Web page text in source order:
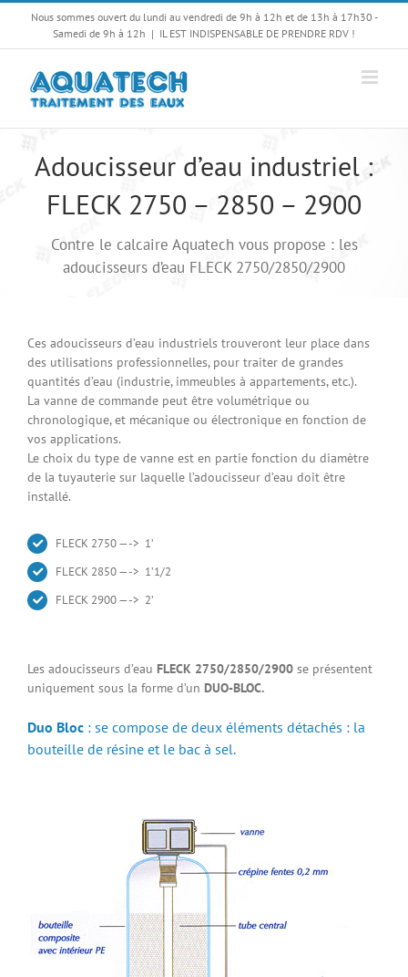
Passer
contenu
Nous sommes ouvert du lundi au vendredi de 9h à 12h et de 13h à 17h30 -
Samedi de 9h à 12h | IL EST INDISPENSABLE DE PRENDRE RDV !
Adoucisseur d’eau industriel :
FLECK 2750 – 2850 – 2900
Contre le calcaire Aquatech vous propose : les
adoucisseurs d’eau FLECK 2750/2850/2900
Ces adoucisseurs d’eau industriels trouveront leur place dans
des utilisations professionnelles, pour traiter de grandes
quantités d’eau (industrie, immeubles à appartements, etc.).
La vanne de commande peut être volumétrique ou
chronologique, et mécanique ou électronique en fonction de
vos applications.
Le choix du type de vanne est en partie fonction du diamètre
de la tuyauterie sur laquelle l’adoucisseur d’eau doit être
installé.
FLECK 2750 —-> 1’
FLECK 2850 —-> 1’1/2
FLECK 2900 —-> 2’
Les adoucisseurs d’eau FLECK 2750/2850/2900 se présentent
uniquement sous la forme d’un DUO-BLOC.
Duo Bloc : se compose de deux éléments détachés : la
bouteille de résine et le bac à sel.